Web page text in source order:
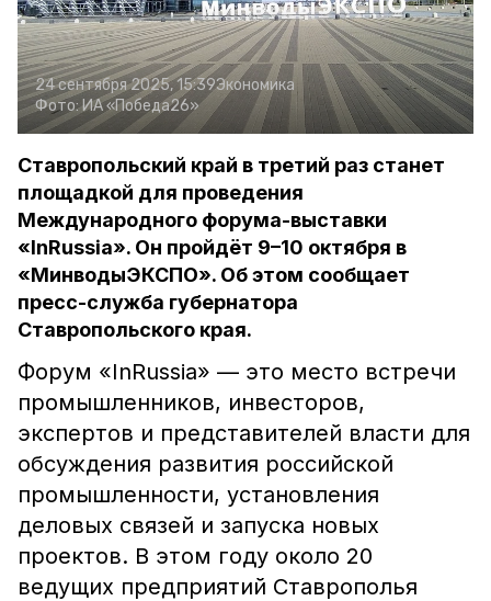
24 сентября 2025, 15:39Экономика
Фото: ИА «Победа26»
Ставропольский край в третий раз станет
площадкой для проведения
Международного форума-выставки
«InRussia». Он пройдёт 9–10 октября в
«МинводыЭКСПО». Об этом сообщает
пресс-служба губернатора
Ставропольского края.
Форум «InRussia» — это место встречи
промышленников, инвесторов,
экспертов и представителей власти для
обсуждения развития российской
промышленности, установления
деловых связей и запуска новых
проектов. В этом году около 20
ведущих предприятий Ставрополья